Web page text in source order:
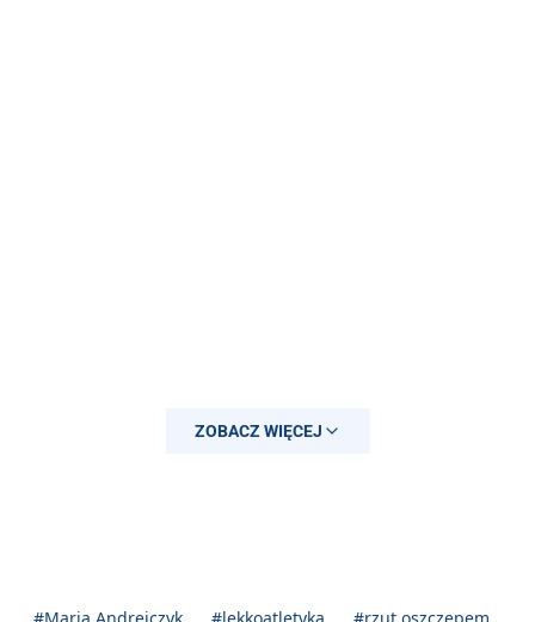
ZOBACZ WIĘCEJ
#Maria Andrejczyk #lekkoatletyka #rzut oszczepem